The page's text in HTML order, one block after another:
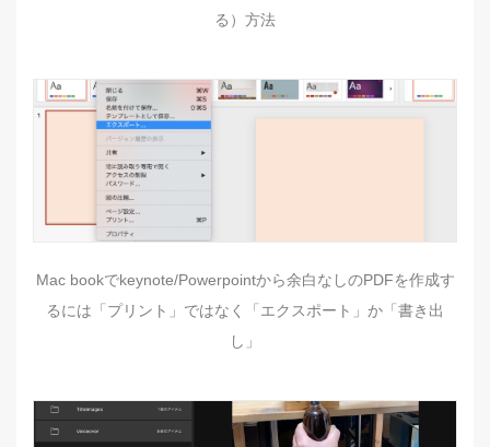
る）方法
Mac bookでkeynote/Powerpointから余白なしのPDFを作成す
るには「プリント」ではなく「エクスポート」か「書き出
し」